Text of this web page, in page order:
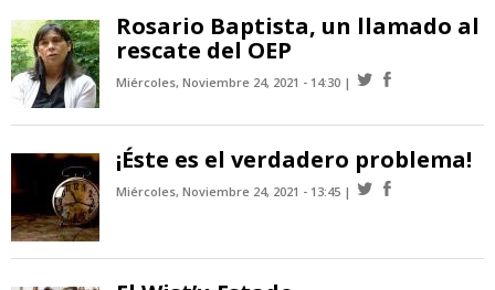
Rosario Baptista, un llamado al
rescate del OEP
Miércoles, Noviembre 24, 2021 - 14:30
¡Éste es el verdadero problema!
Miércoles, Noviembre 24, 2021 - 13:45